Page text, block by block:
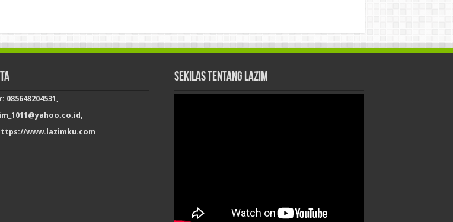
085648204531,
www.lazimku.com
Sekilas Tentang LAZIM